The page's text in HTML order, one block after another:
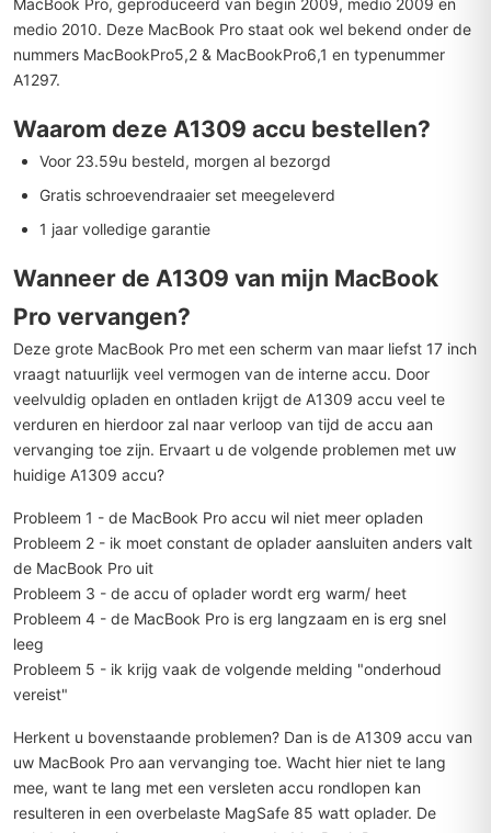
MacBook Pro, geproduceerd van begin 2009, medio 2009 en
medio 2010. Deze MacBook Pro staat ook wel bekend onder de
nummers MacBookPro5,2 & MacBookPro6,1 en typenummer
A1297.
Waarom deze A1309 accu bestellen?
Voor 23.59u besteld, morgen al bezorgd
Gratis schroevendraaier set meegeleverd
1 jaar volledige garantie
Wanneer de A1309 van mijn MacBook
Pro vervangen?
Deze grote MacBook Pro met een scherm van maar liefst 17 inch
vraagt natuurlijk veel vermogen van de interne accu. Door
veelvuldig opladen en ontladen krijgt de A1309 accu veel te
verduren en hierdoor zal naar verloop van tijd de accu aan
vervanging toe zijn. Ervaart u de volgende problemen met uw
huidige A1309 accu?
Probleem 1 - de MacBook Pro accu wil niet meer opladen
Probleem 2 - ik moet constant de oplader aansluiten anders valt
de MacBook Pro uit
Probleem 3 - de accu of oplader wordt erg warm/ heet
Probleem 4 - de MacBook Pro is erg langzaam en is erg snel
leeg
Probleem 5 - ik krijg vaak de volgende melding "onderhoud
vereist"
Herkent u bovenstaande problemen? Dan is de A1309 accu van
uw MacBook Pro aan vervanging toe. Wacht hier niet te lang
mee, want te lang met een versleten accu rondlopen kan
resulteren in een overbelaste MagSafe 85 watt oplader. De